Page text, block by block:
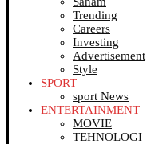
Trending
Careers
Investing
Advertisement
Style
SPORT
sport News
ENTERTAINMENT
MOVIE
TEHNOLOGI